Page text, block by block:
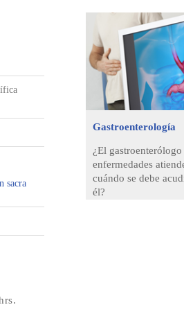
Gastroenterología
¿El gastroenterólogo
enfermedades
cuándo se debe
él?
sacra